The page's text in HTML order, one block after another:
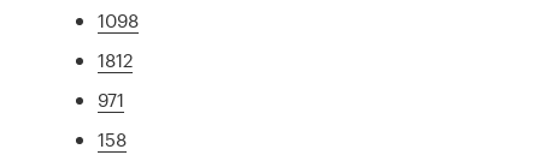
1098
1812
971
158